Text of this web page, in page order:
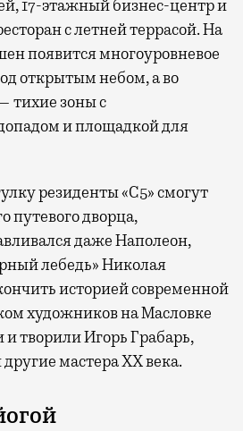
17-этажный бизнес-центр и
с летней террасой. На
появится многоуровневое
открытым небом, а во
тихие зоны с
и площадкой для
резиденты «С5» смогут
путевого дворца,
даже Наполеон,
лебедь» Николая
историей современной
художников на Масловке
творили Игорь Грабарь,
мастера XX века.